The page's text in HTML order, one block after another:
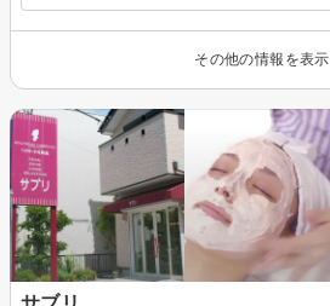
その他の情報を表示